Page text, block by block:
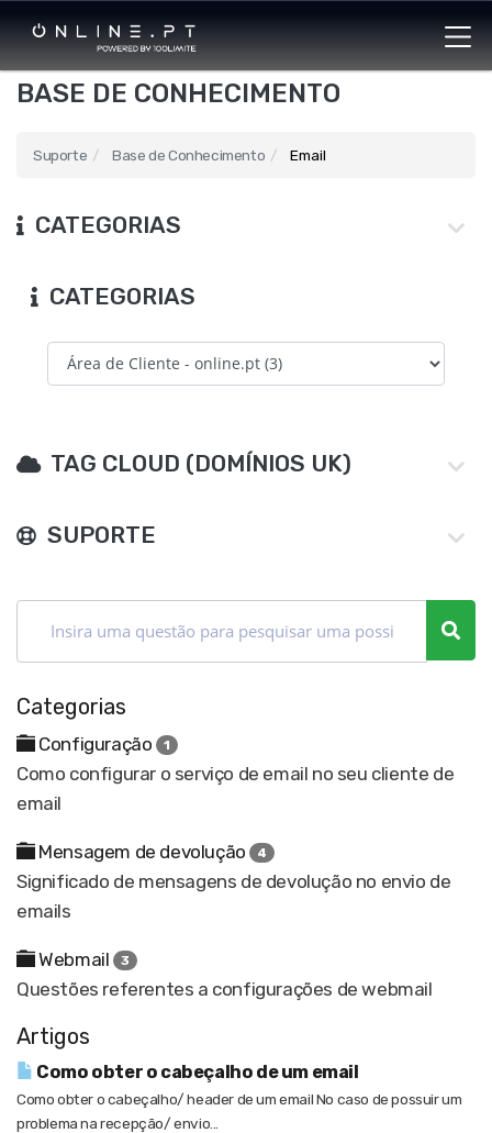
BASE DE CONHECIMENTO
Suporte Base de Conhecimento Email
CATEGORIAS
CATEGORIAS
TAG CLOUD (DOMÍNIOS UK)
SUPORTE
Categorias
Configuração 1
Como configurar o serviço de email no seu cliente de
email
Mensagem de devolução 4
Significado de mensagens de devolução no envio de
emails
Webmail 3
Questões referentes a configurações de webmail
Artigos
Como obter o cabeçalho de um email
Como obter o cabeçalho/ header de um email No caso de possuir um
problema na recepção/ envio...